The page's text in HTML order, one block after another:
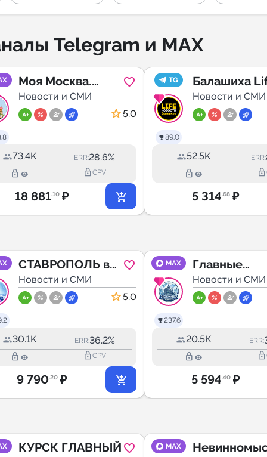
Telegram и MAX
Моя Москва.
Афиша
Новости и СМИ
5.0
73.4K ERR:28.6%
lock_outline lock_outlineCPV
18 881.10 ₽
TG
89.0
Балашиха
Новости и СМИ
52.5K ERR:
lock_outline lock_outline
5 314.68 ₽
СТАВРОПОЛЬ в
МАХ
Новости и СМИ
5.0
30.1K ERR:36.2%
lock_outline lock_outlineCPV
9 790.20 ₽
MAX
237.6
Главные
Новости.
Экономика.
Новости и СМИ
20.5K ERR:
lock_outline lock_outline
5 594.40 ₽
КУРСК ГЛАВНЫЙ MAX